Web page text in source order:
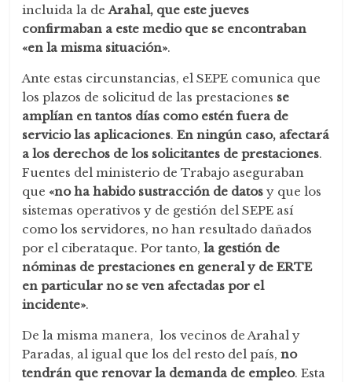
incluida la deArahal, que este jueves
confirmaban a este medio que se encontraban
«en la misma situación».
Ante estas circunstancias, el SEPE comunica que
los plazos de solicitud de las prestaciones se
amplían en tantos días como estén fuera de
servicio las aplicaciones.En ningún caso, afectará
a los derechos de los solicitantes de prestaciones.
Fuentes del ministerio de Trabajo aseguraban
que«no ha habido sustracción de datos y que los
sistemas operativos y de gestión del SEPE así
como los servidores, no han resultado dañados
por el ciberataque. Por tanto,la gestión de
nóminas de prestaciones en general y de ERTE
en particular no se ven afectadas por el
incidente».
De la misma manera, los vecinos de Arahal y
Paradas, al igual que los del resto del país,no
tendrán que renovar la demanda de empleo. Esta